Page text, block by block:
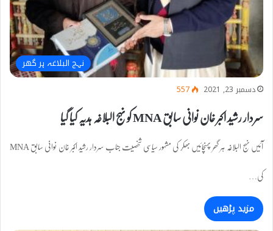
نہج البلاغہ ہر گھر
دسمبر 23, 2021 557
سردار رشید اکبر خان نوانی سابق MNA کو نہج البلاغہ ہدیہ کیا گیا
آئیں نہج البلاغہ ہر گھر پہنچائیں بھکر کی مشہور سیاسی شخصیت جناب سردار رشید اکبر خان نوانی سابق MNA
کی…
مزید پڑھیں